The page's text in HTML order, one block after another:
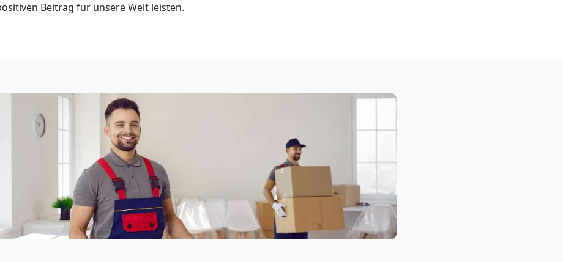
Beitrag für unsere Welt leisten.